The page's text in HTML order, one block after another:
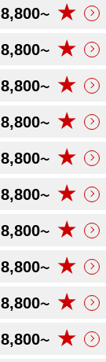
8,800〜 ★
8,800〜 ★
8,800〜 ★
8,800〜 ★
8,800〜 ★
8,800〜 ★
8,800〜 ★
8,800〜 ★
8,800〜 ★
8,800〜 ★